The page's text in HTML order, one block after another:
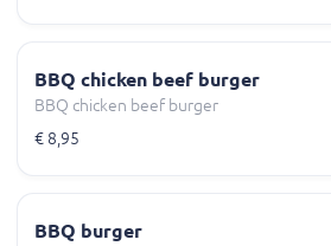
BBQ chicken beef burger
BBQ chicken beef burger
€ 8,95
BBQ burger